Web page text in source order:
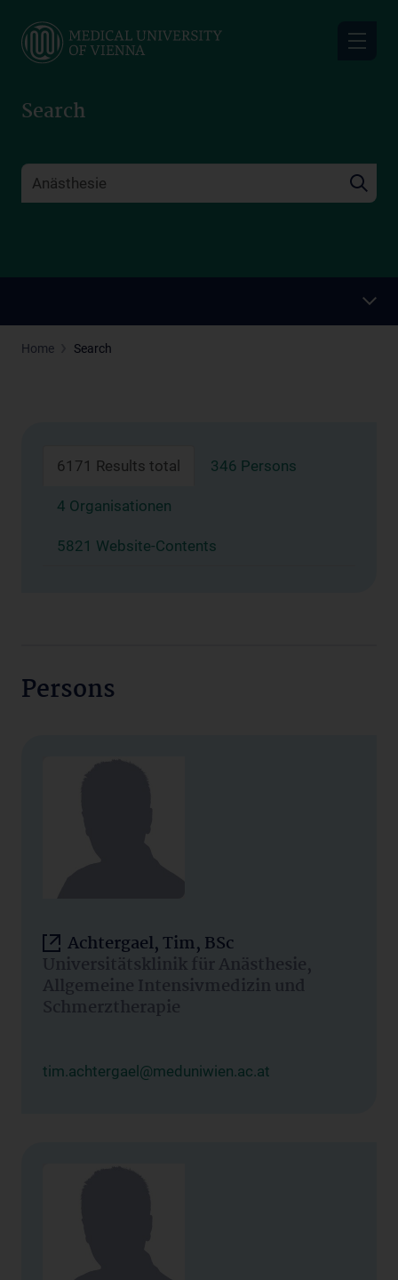
main
Search
Home Search
6171 Results total 346 Persons
4 Organisationen
5821 Website-Contents
Persons
Achtergael, Tim, BSc
Universitätsklinik für Anästhesie,
Allgemeine Intensivmedizin und
Schmerztherapie
tim.achtergael@meduniwien.ac.at